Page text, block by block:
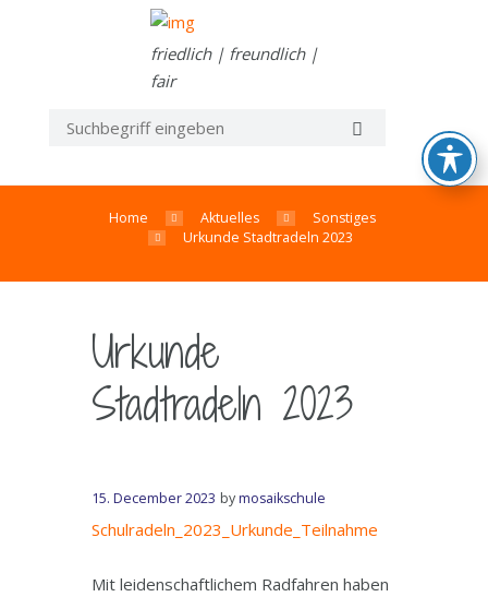
friedlich | freundlich |
fair
Home Aktuelles
Sonstiges
Urkunde Stadtradeln 2023
Urkunde
Stadtradeln 2023
15. December 2023 bymosaikschule
Schulradeln_2023_Urkunde_Teilnahme
Mit leidenschaftlichem Radfahren haben